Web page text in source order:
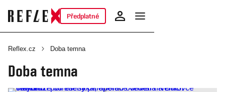
Předplatné
Reflex.cz Doba temna
Doba temna